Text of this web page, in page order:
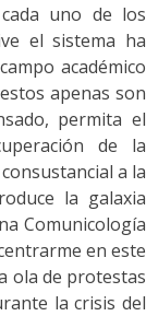
uno de los
el sistema ha
académico
apenas son
permita el
de la
a la
la galaxia
Comunicología
en este
ola de protestas
la crisis del